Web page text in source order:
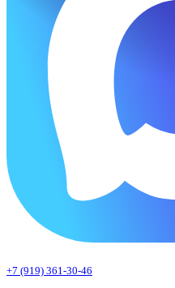
+7 (919) 361-30-46